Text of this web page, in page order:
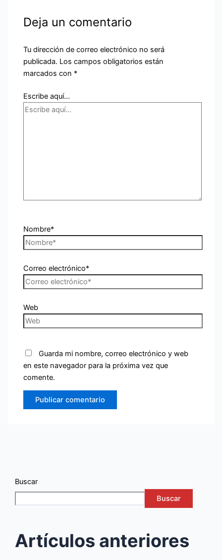
Deja un comentario
Tu dirección de correo electrónico no será
publicada. Los campos obligatorios están
marcados con *
Escribe aquí...
Nombre*
Correo electrónico*
Web
Guarda mi nombre, correo electrónico y web
en este navegador para la próxima vez que
comente.
Buscar
Buscar
Artículos anteriores